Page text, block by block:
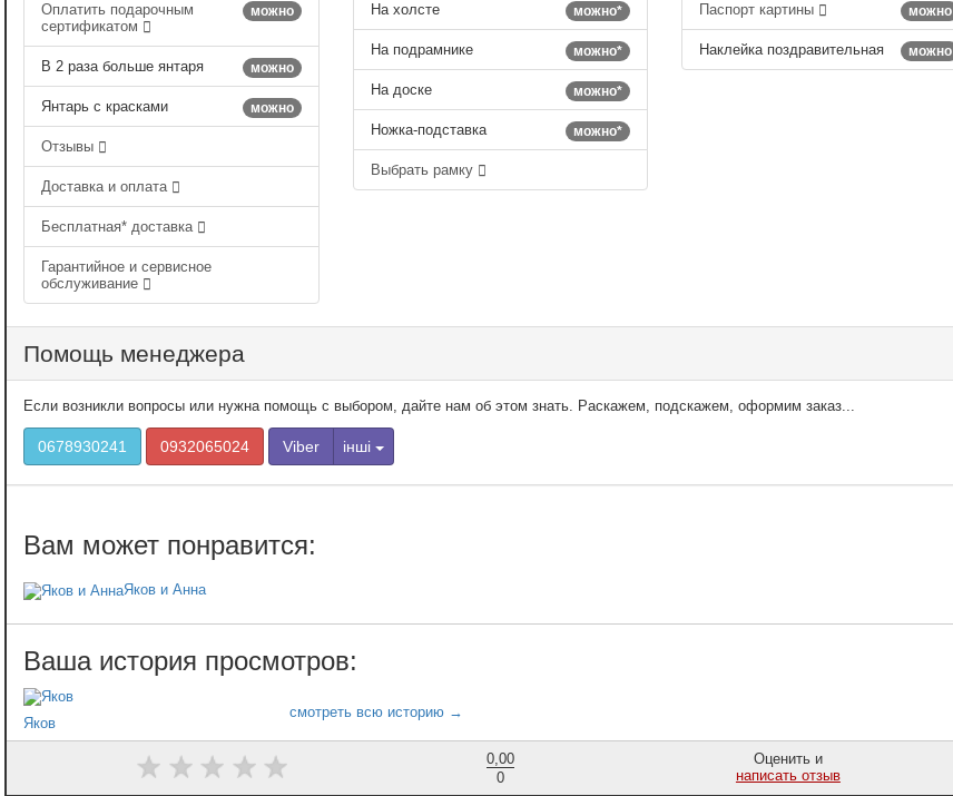
можно
Оплатить подарочным
сертификатом
можно
В 2 раза больше янтаря
можно
Янтарь с красками
Отзывы
Доставка и оплата
Бесплатная* доставка
Гарантийное и сервисное
обслуживание
можно*
На холсте
можно*
На подрамнике
можно*
На доске
можно*
Ножка-подставка
Выбрать рамку
можно
Паспорт картины
можно
Наклейка поздравительная
Помощь менеджера
Если возникли вопросы или нужна помощь с выбором, дайте нам об этом знать. Раскажем, подскажем, оформим заказ...
0678930241 0932065024 Viber інші
Яков и Анна
Яков
0,00
0
Оценить и
написать отзыв